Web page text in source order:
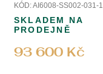
KÓD:AI6008-SS002-031-1
93 600 Kč
SKLADEM NA
PRODEJNĚ